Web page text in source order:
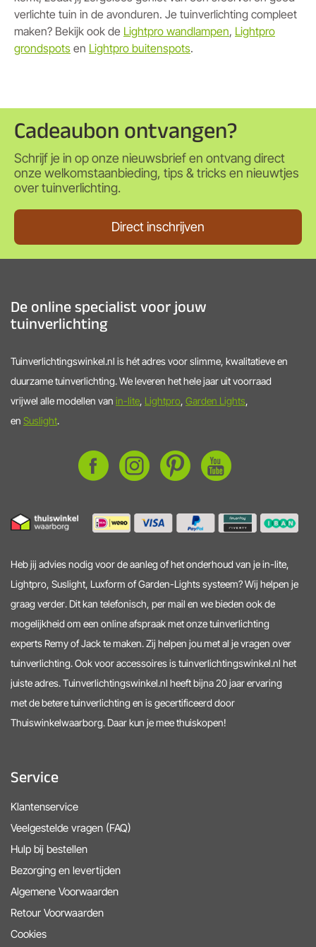
verlichte tuin in de avonduren. Je tuinverlichting compleet
maken? Bekijk ook de Lightpro wandlampen, Lightpro
grondspots en Lightpro buitenspots.
Cadeaubon ontvangen?
Schrijf je in op onze nieuwsbrief en ontvang direct
onze welkomstaanbieding, tips & tricks en nieuwtjes
over tuinverlichting.
Direct inschrijven
De online specialist voor jouw
tuinverlichting
Tuinverlichtingswinkel.nl is hét adres voor slimme, kwalitatieve en
duurzame tuinverlichting. We leveren het hele jaar uit voorraad
vrijwel alle modellen van in-lite, Lightpro, Garden Lights,
en Suslight.
Heb jij advies nodig voor de aanleg of het onderhoud van je in-lite,
Lightpro, Suslight, Luxform of Garden-Lights systeem? Wij helpen je
graag verder. Dit kan telefonisch, per mail en we bieden ook de
mogelijkheid om een online afspraak met onze tuinverlichting
experts Remy of Jack te maken. Zij helpen jou met al je vragen over
tuinverlichting. Ook voor accessoires is tuinverlichtingswinkel.nl het
juiste adres. Tuinverlichtingswinkel.nl heeft bijna 20 jaar ervaring
met de betere tuinverlichting en is gecertificeerd door
Thuiswinkelwaarborg. Daar kun je mee thuiskopen!
Service
Klantenservice
Veelgestelde vragen (FAQ)
Hulp bij bestellen
Bezorging en levertijden
Algemene Voorwaarden
Retour Voorwaarden
Cookies